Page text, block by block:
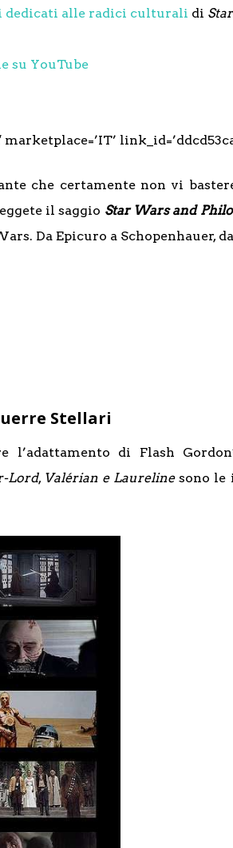
dedicati alle radici culturali di
su YouTube
che certamente non vi
il saggio Star Wars and
Da Epicuro a Schopenhauer,
Stellari
l’adattamento di Flash
Lord, Valérian e Laurelinesono le